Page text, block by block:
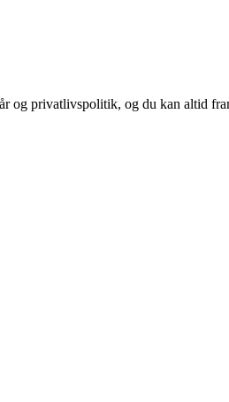
og privatlivspolitik, og du kan altid